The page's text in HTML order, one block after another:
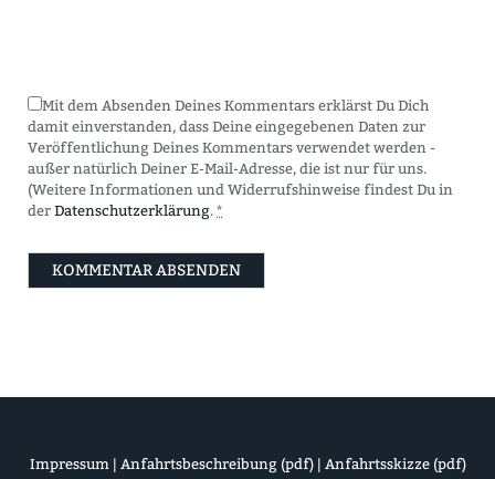
Mit dem Absenden Deines Kommentars erklärst Du Dich
damit einverstanden, dass Deine eingegebenen Daten zur
Veröffentlichung Deines Kommentars verwendet werden -
außer natürlich Deiner E-Mail-Adresse, die ist nur für uns.
(Weitere Informationen und Widerrufshinweise findest Du in
der Datenschutzerklärung. *
Impressum | Anfahrtsbeschreibung (pdf)| Anfahrtsskizze (pdf)